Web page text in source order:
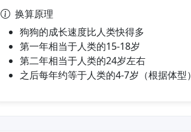
换算原理
狗狗的成长速度比人类快得多
第一年相当于人类的15-18岁
第二年相当于人类的24岁左右
之后每年约等于人类的4-7岁（根据体型）